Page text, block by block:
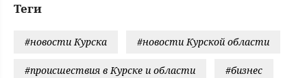
Теги
#новости Курска #новости Курской области
#происшествия в Курске и области #бизнес